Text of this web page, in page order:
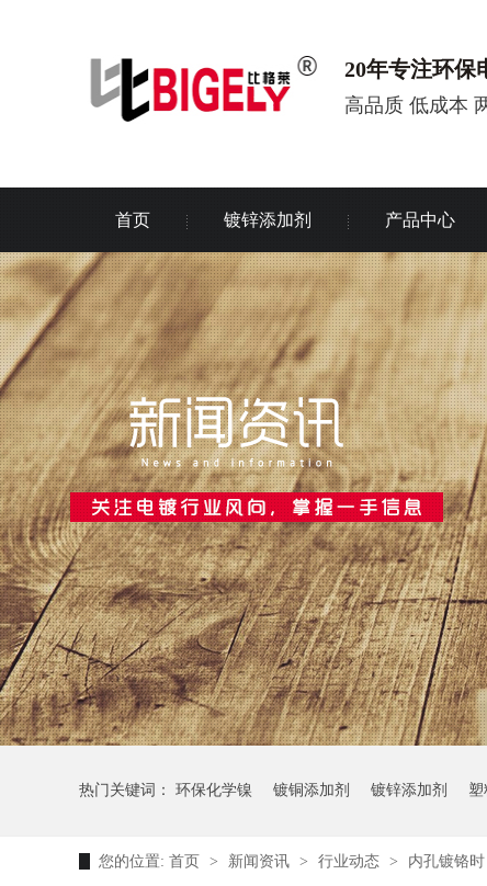
20年专注环保
高品质 低成本
首页 镀锌添加剂 产品中心
热门关键词： 环保化学镍 镀铜添加剂 镀锌添加剂 塑
您的位置: 首页 > 新闻资讯 > 行业动态 > 内孔镀铬